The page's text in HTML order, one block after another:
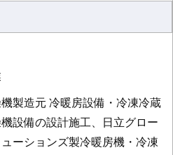
製造元 冷暖房設備・冷凍冷蔵
設備の設計施工、日立グロー
ーションズ製冷暖房機・冷凍